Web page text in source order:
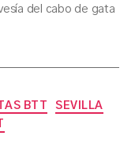
del cabo de gata
BTT
SEVILLA